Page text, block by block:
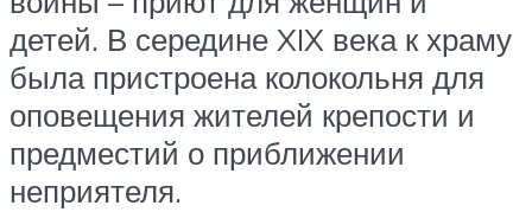
детей. В середине XIX века к храму
была пристроена колокольня для
оповещения жителей крепости и
предместий о приближении
неприятеля.